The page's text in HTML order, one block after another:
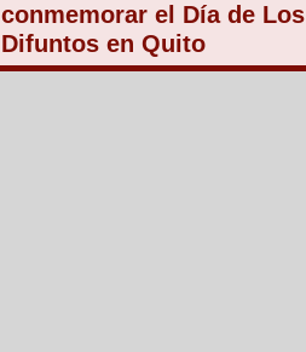
conmemorar el Día de Los
Difuntos en Quito